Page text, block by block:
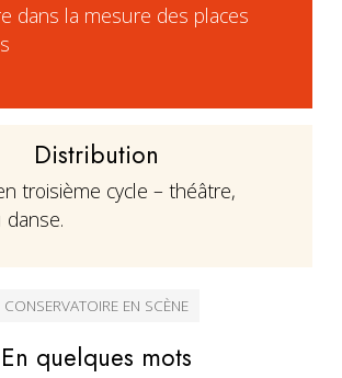
dans la mesure des places
Distribution
troisième cycle – théâtre,
CONSERVATOIRE EN SCÈNE
En quelques mots